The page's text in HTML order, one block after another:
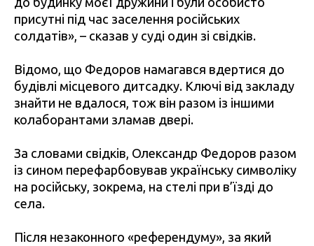
присутні під час заселення російських
солдатів», – сказав у суді один зі свідків.
Відомо, що Федоров намагався вдертися до
будівлі місцевого дитсадку. Ключі від закладу
знайти не вдалося, тож він разом із іншими
колаборантами зламав двері.
За словами свідків, Олександр Федоров разом
із сином перефарбовував українську символіку
на російську, зокрема, на стелі при в’їзді до
села.
Після незаконного «референдуму», за який